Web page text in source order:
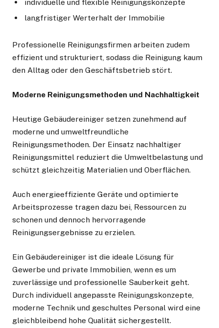
individuelle und flexible Reinigungskonzepte
langfristiger Werterhalt der Immobilie
Professionelle Reinigungsfirmen arbeiten zudem
effizient und strukturiert, sodass die Reinigung kaum
den Alltag oder den Geschäftsbetrieb stört.
Moderne Reinigungsmethoden und Nachhaltigkeit
Heutige Gebäudereiniger setzen zunehmend auf
moderne und umweltfreundliche
Reinigungsmethoden. Der Einsatz nachhaltiger
Reinigungsmittel reduziert die Umweltbelastung und
schützt gleichzeitig Materialien und Oberflächen.
Auch energieeffiziente Geräte und optimierte
Arbeitsprozesse tragen dazu bei, Ressourcen zu
schonen und dennoch hervorragende
Reinigungsergebnisse zu erzielen.
Ein Gebäudereiniger ist die ideale Lösung für
Gewerbe und private Immobilien, wenn es um
zuverlässige und professionelle Sauberkeit geht.
Durch individuell angepasste Reinigungskonzepte,
moderne Technik und geschultes Personal wird eine
gleichbleibend hohe Qualität sichergestellt.